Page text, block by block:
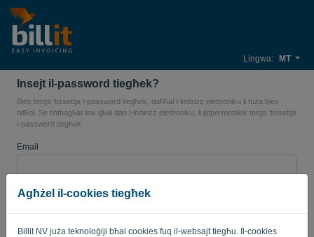
Agħżel il-cookies tiegħek
Billit NV juża teknoloġiji bħal cookies fuq il-websajt tiegħu. Il-cookies
Lingwa: MT
Insejt il-password tiegħek?
Biex terġa 'tissettja l-password tiegħek, daħħal l-indirizz elettroniku li tuża biex
tidħol. Se tintbagħat link għal dan l-indirizz elettroniku, li jippermettilek terġa 'tissettja
l-password tiegħek.
Email
IBGĦAT LINK